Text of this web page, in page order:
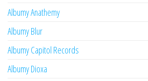
Albumy Anathemy
Albumy Blur
Albumy Capitol Records
Albumy Dioxa